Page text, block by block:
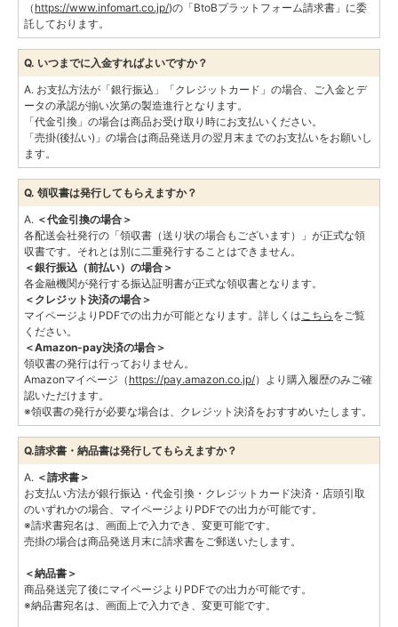
（ https://www.infomart.co.jp/)の「BtoBプラットフォーム請求書」に委
託しております。
Q. いつまでに入金すればよいですか？
A. お支払方法が「銀行振込」「クレジットカード」の場合、ご入金とデ
ータの承認が揃い次第の製造進行となります。
「代金引換」の場合は商品お受け取り時にお支払いください。
「売掛(後払い)」の場合は商品発送月の翌月末までのお支払いをお願いし
ます。
Q. 領収書は発行してもらえますか？
A. ＜代金引換の場合＞
各配送会社発行の「領収書（送り状の場合もございます）」が正式な領
収書です。それとは別に二重発行することはできません。
＜銀行振込（前払い）の場合＞
各金融機関が発行する振込証明書が正式な領収書となります。
＜クレジット決済の場合＞
マイページよりPDFでの出力が可能となります。詳しくはこちら をご覧
ください。
＜Amazon-pay決済の場合＞
領収書の発行は行っておりません。
Amazonマイページ（ https://pay.amazon.co.jp/）より購入履歴のみご確
認いただけます。
※領収書の発行が必要な場合は、クレジット決済をおすすめいたします。
Q.請求書・納品書は発行してもらえますか？
A. ＜請求書＞
お支払い方法が銀行振込・代金引換・クレジットカード決済・店頭引取
のいずれかの場合、マイページよりPDFでの出力が可能です。
※請求書宛名は、画面上で入力でき、変更可能です。
売掛の場合は商品発送月末に請求書をご郵送いたします。
＜納品書＞
商品発送完了後にマイページよりPDFでの出力が可能です。
※納品書宛名は、画面上で入力でき、変更可能です。